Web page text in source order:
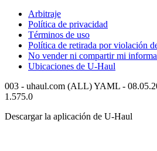
Arbitraje
Política de privacidad
Términos de uso
Política de retirada por violación
No vender ni compartir mi
Ubicaciones de U-Haul
003 - uhaul.com (ALL) YAML -
1.575.0
Descargar la aplicación de U-Haul